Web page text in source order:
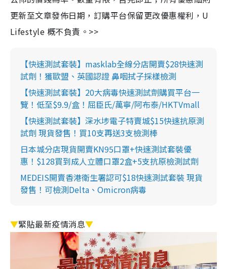
更新至文章發佈日期，訂購平台保留更改優惠權利，U
Lifestyle 概不負責。>>
【快速測試套裝】masklab全線分店開賣$28快速測
試劑！獲歐盟、英國認證 鼻咽拭子採樣檢測
【快速測試套裝】20大病毒快速測試劑購買平台一
覽！低至$9.9/盒！屈臣氏/萬寧/阿布泰/HKTVmall
【快速測試套裝】深水埗電子特賣城$15快速抗原測
試劑 現貨發售！買10支再送3支檢測棒
日本城分店現貨開賣KN95口罩+快速測試套裝優
惠！$128買到成人立體口罩2盒+5支抗原檢測試劑
MEDEIS開賣香港衛生署認可$18快速測試套裝 現貨
發售！可檢測Delta、Omicron病毒
▼緊貼最新疫情消息▼